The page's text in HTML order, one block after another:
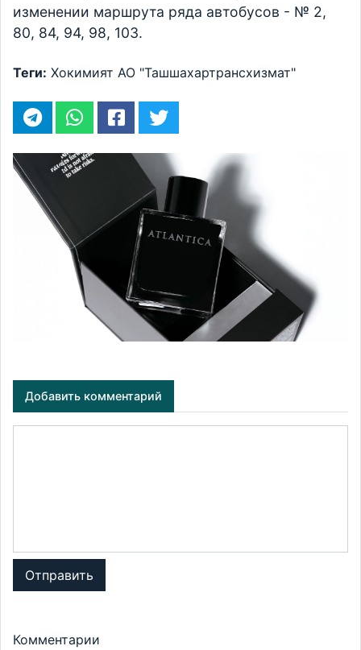
изменении маршрута ряда автобусов - № 2,
80, 84, 94, 98, 103.
Теги: Хокимият АО "Ташшахартрансхизмат"
Добавить комментарий
Отправить
Комментарии